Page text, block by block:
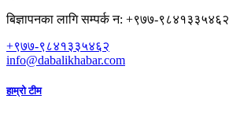
बिज्ञापनका लागि सम्पर्क न: +९७७-९८४१३३५४६२
+९७७-९८४१३३५४६२
info@dabalikhabar.com
हाम्रो टीम